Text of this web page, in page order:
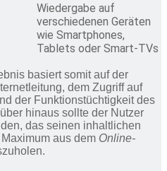
Wiedergabe auf
verschiedenen Geräten
wie Smartphones,
Tablets oder Smart-TVs
basiert somit auf der
dem Zugriff auf
der Funktionstüchtigkeit des
hinaus sollte der Nutzer
das seinen inhaltlichen
aus dem Online-